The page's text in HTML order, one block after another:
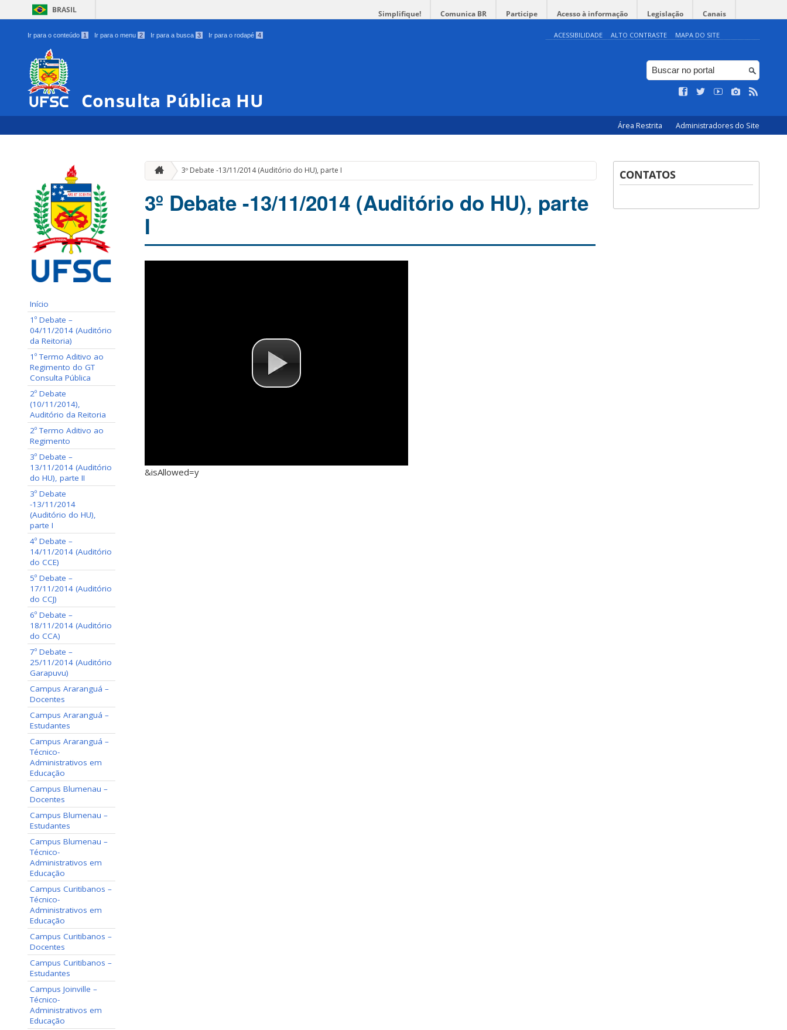
BRASIL Simplifique! Comunica BR Participe Acesso à informação Legislação Canais
Ir para o conteúdo 1 Ir para o menu 2 Ir para a busca 3 Ir para o rodapé 4 ACESSIBILIDADE ALTO CONTRASTE MAPA DO SITE
Consulta Pública HU
Área Restrita Administradores do Site
Início
1º Debate –
04/11/2014 (Auditório
da Reitoria)
1º Termo Aditivo ao
Regimento do GT
Consulta Pública
2º Debate
(10/11/2014),
Auditório da Reitoria
2º Termo Aditivo ao
Regimento
3º Debate –
13/11/2014 (Auditório
do HU), parte II
3º Debate
-13/11/2014
(Auditório do HU),
parte I
4º Debate –
14/11/2014 (Auditório
do CCE)
5º Debate –
17/11/2014 (Auditório
do CCJ)
6º Debate –
18/11/2014 (Auditório
do CCA)
7º Debate –
25/11/2014 (Auditório
Garapuvu)
Campus Araranguá –
Docentes
Campus Araranguá –
Estudantes
Campus Araranguá –
Técnico-
Administrativos em
Educação
Campus Blumenau –
Docentes
Campus Blumenau –
Estudantes
Campus Blumenau –
Técnico-
Administrativos em
Educação
Campus Curitibanos –
Técnico-
Administrativos em
Educação
Campus Curitibanos –
Docentes
Campus Curitibanos –
Estudantes
Campus Joinville –
Técnico-
Administrativos em
Educação
3º Debate -13/11/2014 (Auditório do HU), parte I
3º Debate -13/11/2014 (Auditório do HU), parte
I
&isAllowed=y
CONTATOS